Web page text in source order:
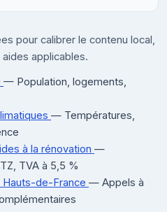
pour calibrer le contenu local,
applicables.
— Population, logements,
— Températures,
à la rénovation —
TVA à 5,5 %
de-France — Appels à